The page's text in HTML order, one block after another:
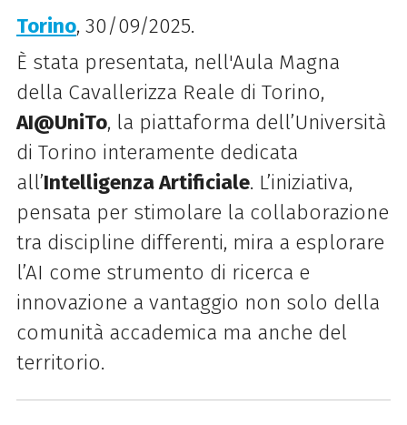
Torino, 30/09/2025.
È stata presentata, nell'Aula Magna
della Cavallerizza Reale di Torino,
AI@UniTo, la piattaforma dell’Università
di Torino interamente dedicata
all’Intelligenza Artificiale. L’iniziativa,
pensata per stimolare la collaborazione
tra discipline differenti, mira a esplorare
l’AI come strumento di ricerca e
innovazione a vantaggio non solo della
comunità accademica ma anche del
territorio.